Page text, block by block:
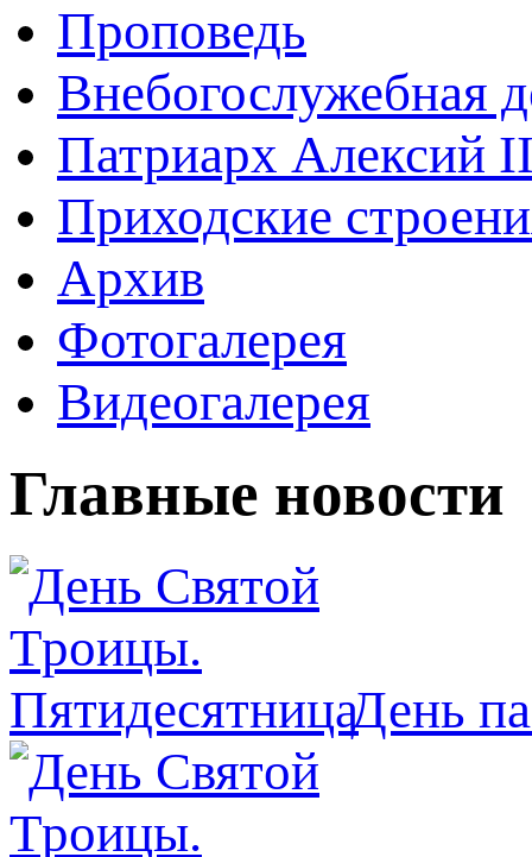
Проповедь
Внебогослужебная
Патриарх Алексий
Приходские
Архив
Фотогалерея
Видеогалерея
Главные новости
День